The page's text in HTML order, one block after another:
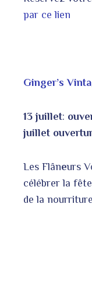
par ce lien
Ginger’s
13 juillet:
juillet
Les Flâneurs
célébrer la
de la